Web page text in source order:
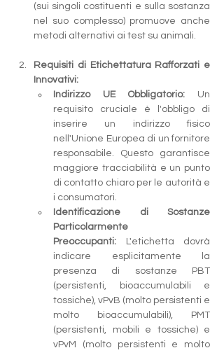
(sui singoli costituenti e sulla sostanza
nel suo complesso) promuove anche
metodi alternativi ai test su animali.
Requisiti di Etichettatura Rafforzati e
Innovativi:
Indirizzo UE Obbligatorio: Un
requisito cruciale è l'obbligo di
inserire un indirizzo fisico
nell'Unione Europea di un fornitore
responsabile. Questo garantisce
maggiore tracciabilità e un punto
di contatto chiaro per le autorità e
i consumatori.
Identificazione di Sostanze
Particolarmente
Preoccupanti: L'etichetta dovrà
indicare esplicitamente la
presenza di sostanze PBT
(persistenti, bioaccumulabili e
tossiche), vPvB (molto persistenti e
molto bioaccumulabili), PMT
(persistenti, mobili e tossiche) e
vPvM (molto persistenti e molto